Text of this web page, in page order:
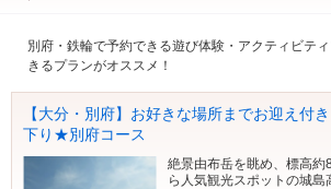
別府・鉄輪で予約できる遊び体験・アクティビテ
きるプランがオススメ！
【大分・別府】お好きな場所までお迎え付
下り★別府コース
絶景由布岳を眺め、標高
ら人気観光スポットの城